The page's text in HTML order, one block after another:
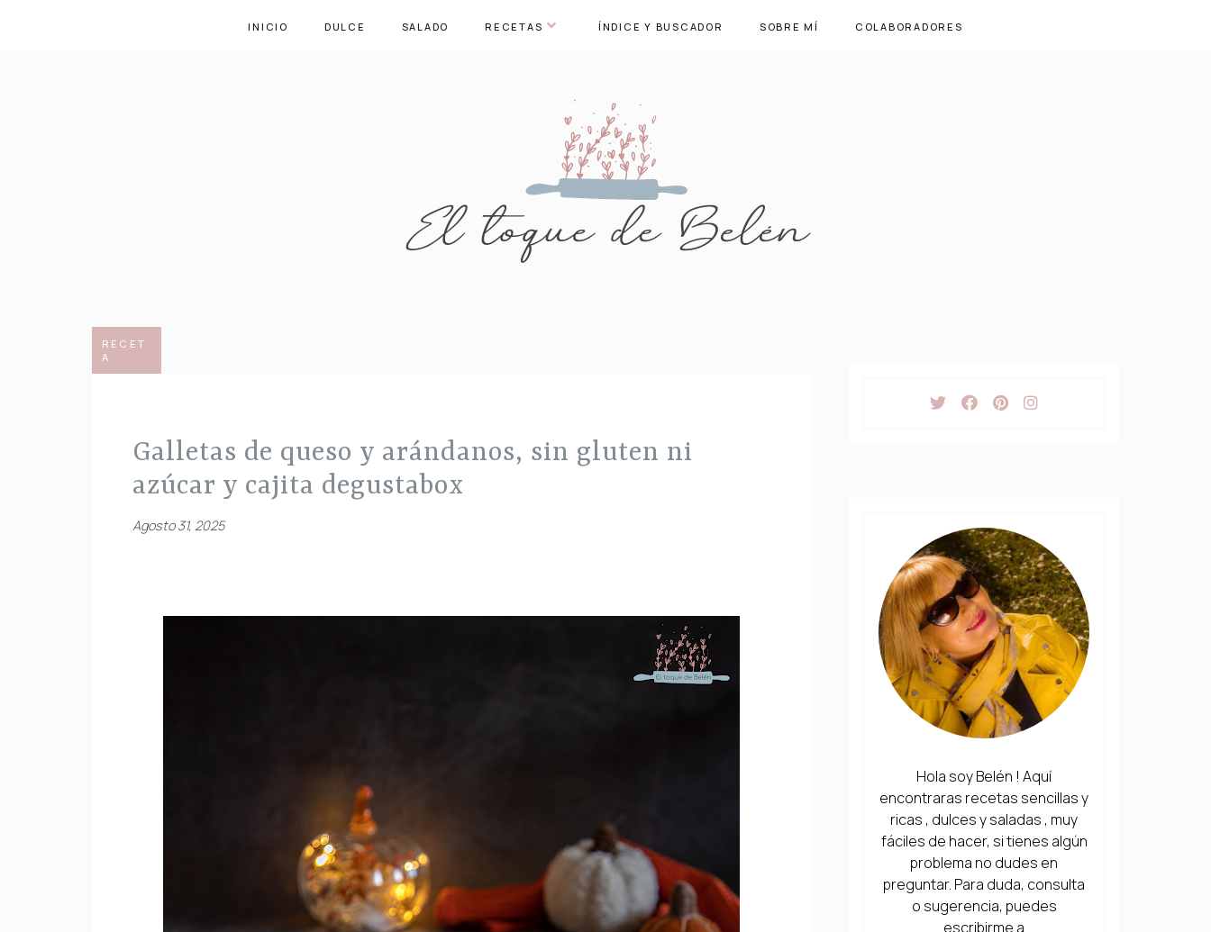
INICIO DULCE SALADO RECETAS ÍNDICE Y BUSCADOR SOBRE MÍ COLABORADORES
RECET
A
galletas de queso y arándanos, sin gluten ni
azúcar y cajita degustabox
Agosto 31, 2025
Hola soy Belén ! Aquí
encontraras recetas sencillas y
ricas , dulces y saladas , muy
fáciles de hacer, si tienes algún
problema no dudes en
preguntar. Para duda, consulta
o sugerencia, puedes
escribirme a